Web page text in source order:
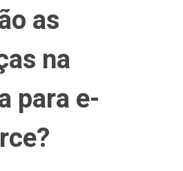
as
na
para e-